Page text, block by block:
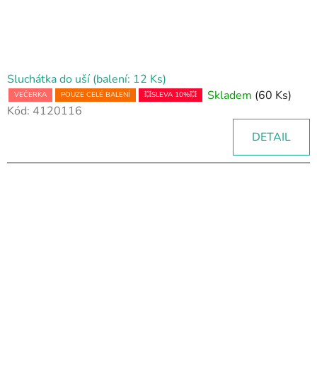
Sluchátka do uší (balení: 12 Ks)
VEČERKA POUZE CELÉ BALENÍ 💥SLEVA 10%💥 Skladem (60 Ks)
Kód: 4120116
DETAIL